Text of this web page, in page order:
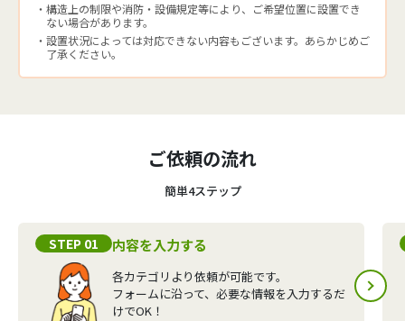
構造上の制限や消防・設備規定等により、ご希望位置に設置でき
ない場合があります。
設置状況によっては対応できない内容もございます。あらかじめご
了承ください。
ご依頼の流れ
簡単4ステップ
STEP 01 内容を入力する
各カテゴリより依頼が可能です。
フォームに沿って、必要な情報を入力するだ
けでOK！